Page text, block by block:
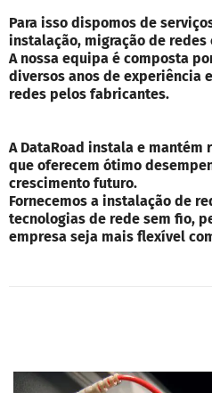
Para isso dispomos de
instalação, migração de redes
A nossa equipa é composta
diversos anos de experiência
redes pelos fabricantes.
A DataRoad instala e mantém
que oferecem ótimo
crescimento futuro.
Fornecemos a instalação de
tecnologias de rede sem fio,
empresa seja mais flexível